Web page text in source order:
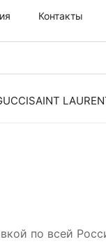
Контакты
SAINT
по всей